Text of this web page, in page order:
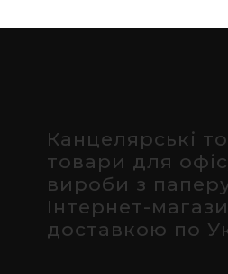
Канцелярські
товари для
вироби з
Інтернет-
доставкою по